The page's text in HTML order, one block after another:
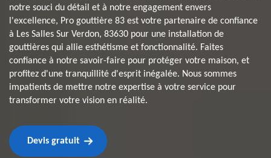
notre souci du détail et à notre engagement envers
l'excellence, Pro gouttière 83 est votre partenaire de confiance
à Les Salles Sur Verdon, 83630 pour une installation de
gouttières qui allie esthétisme et fonctionnalité. Faites
confiance à notre savoir-faire pour protéger votre maison, et
profitez d'une tranquillité d'esprit inégalée. Nous sommes
impatients de mettre notre expertise à votre service pour
transformer votre vision en réalité.
Devis gratuit